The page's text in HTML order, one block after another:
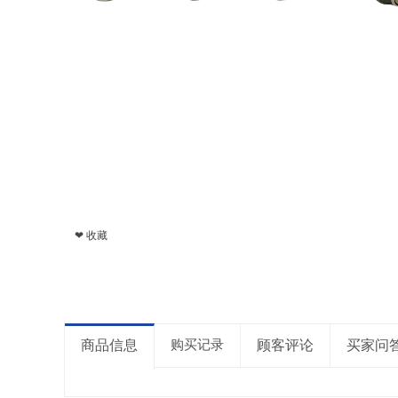
❤ 收藏
商品信息 购买记录 顾客评论 买家问